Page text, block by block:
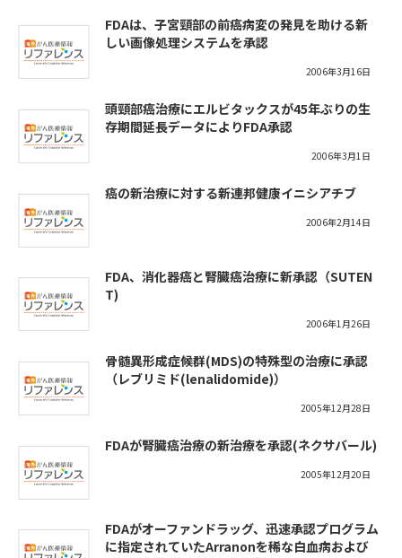
FDAは、子宮頸部の前癌病変の発見を助ける新
しい画像処理システムを承認
2006年3月16日
頭頸部癌治療にエルビタックスが45年ぶりの生
存期間延長データによりFDA承認
2006年3月1日
癌の新治療に対する新連邦健康イニシアチブ
2006年2月14日
FDA、消化器癌と腎臓癌治療に新承認（SUTEN
T)
2006年1月26日
骨髄異形成症候群(MDS)の特殊型の治療に承認
（レブリミド(lenalidomide)）
2005年12月28日
FDAが腎臓癌治療の新治療を承認(ネクサバール)
2005年12月20日
FDAがオーファンドラッグ、迅速承認プログラム
に指定されていたArranonを稀な白血病および